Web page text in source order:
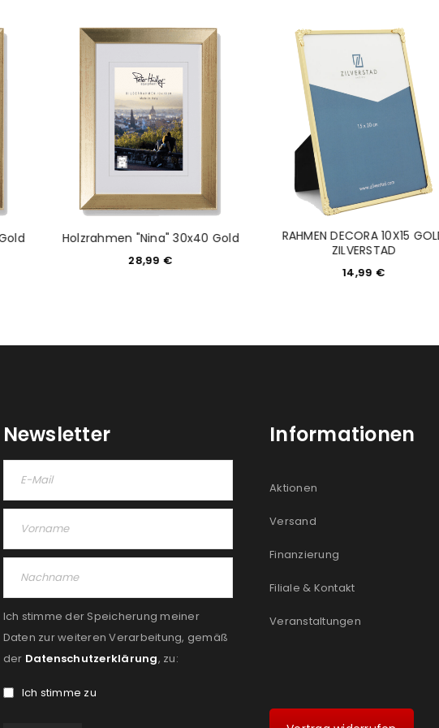
geschützt durchWP Captcha
Angemeldet bleiben
Please select all the ways
Ich stimme zu
Ja, ich möchte ein
Datenschutzerklärung
REGISTRIEREN
Holzrahmen "Nina" 30x40 Gold
28,99 €
RAHMEN DECORA 10X15
ZILVERSTAD
14,99 €
Newsletter
Ich stimme der Speicherung meiner
Daten zur weiteren Verarbeitung, gemäß
der Datenschutzerklärung, zu:
Ich stimme zu
Informationen
Aktionen
Versand
Finanzierung
Filiale & Kontakt
Veranstaltungen